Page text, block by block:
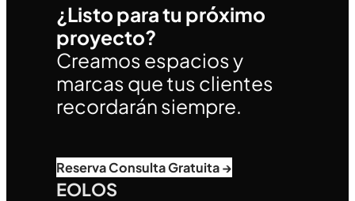
¿Listo para tu próximo
proyecto?
Creamos espacios y
marcas que tus clientes
recordarán siempre.
Reserva Consulta Gratuita →
EOLOS